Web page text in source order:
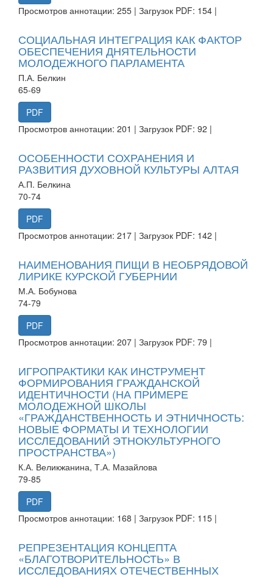
Просмотров аннотации: 255 | Загрузок PDF: 154 |
СОЦИАЛЬНАЯ ИНТЕГРАЦИЯ КАК ФАКТОР
ОБЕСПЕЧЕНИЯ ДНЯТЕЛЬНОСТИ
МОЛОДЕЖНОГО ПАРЛАМЕНТА
П.А. Белкин
65-69
PDF
Просмотров аннотации: 201 | Загрузок PDF: 92 |
ОСОБЕННОСТИ СОХРАНЕНИЯ И
РАЗВИТИЯ ДУХОВНОЙ КУЛЬТУРЫ АЛТАЯ
А.П. Белкина
70-74
PDF
Просмотров аннотации: 217 | Загрузок PDF: 142 |
НАИМЕНОВАНИЯ ПИЩИ В НЕОБРЯДОВОЙ
ЛИРИКЕ КУРСКОЙ ГУБЕРНИИ
М.А. Бобунова
74-79
PDF
Просмотров аннотации: 207 | Загрузок PDF: 79 |
ИГРОПРАКТИКИ КАК ИНСТРУМЕНТ
ФОРМИРОВАНИЯ ГРАЖДАНСКОЙ
ИДЕНТИЧНОСТИ (НА ПРИМЕРЕ
МОЛОДЕЖНОЙ ШКОЛЫ
«ГРАЖДАНСТВЕННОСТЬ И ЭТНИЧНОСТЬ:
НОВЫЕ ФОРМАТЫ И ТЕХНОЛОГИИ
ИССЛЕДОВАНИЙ ЭТНОКУЛЬТУРНОГО
ПРОСТРАНСТВА»)
К.А. Великжанина, Т.А. Мазайлова
79-85
PDF
Просмотров аннотации: 168 | Загрузок PDF: 115 |
РЕПРЕЗЕНТАЦИЯ КОНЦЕПТА
«БЛАГОТВОРИТЕЛЬНОСТЬ» В
ИССЛЕДОВАНИЯХ ОТЕЧЕСТВЕННЫХ